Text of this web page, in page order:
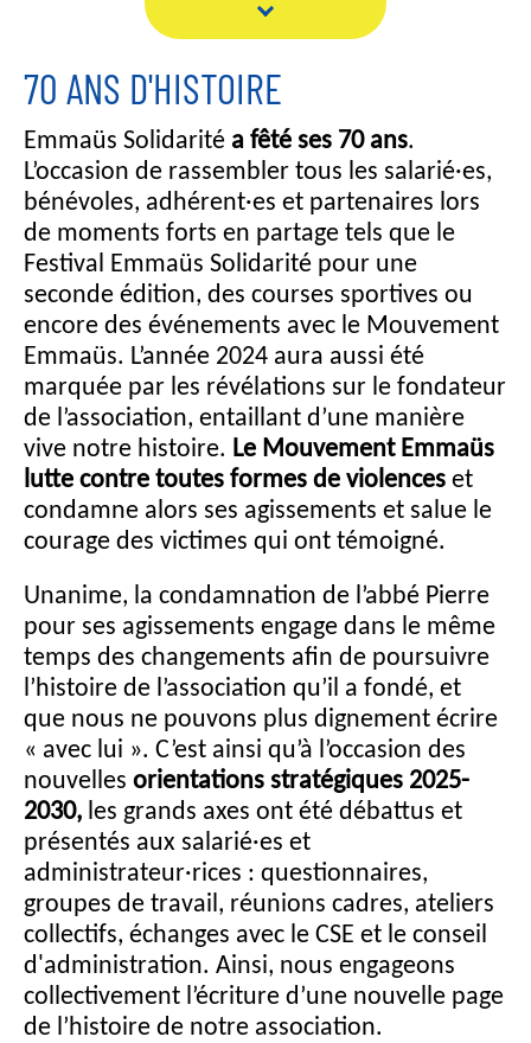
70 ANS D'HISTOIRE
Emmaüs Solidarité a fêté ses 70 ans.
L’occasion de rassembler tous les salarié·es,
bénévoles, adhérent·es et partenaires lors
de moments forts en partage tels que le
Festival Emmaüs Solidarité pour une
seconde édition, des courses sportives ou
encore des événements avec le Mouvement
Emmaüs. L’année 2024 aura aussi été
marquée par les révélations sur le fondateur
de l’association, entaillant d’une manière
vive notre histoire. Le Mouvement Emmaüs
lutte contre toutes formes de violenceset
condamne alors ses agissements et salue le
courage des victimes qui ont témoigné.
Unanime, la condamnation de l’abbé Pierre
pour ses agissements engage dans le même
temps des changements afin de poursuivre
l’histoire de l’association qu’il a fondé, et
que nous ne pouvons plus dignement écrire
« avec lui ». C’est ainsi qu’à l’occasion des
nouvelles orientations stratégiques 2025-
2030, les grands axes ont été débattus et
présentés aux salarié·es et
administrateur·rices : questionnaires,
groupes de travail, réunions cadres, ateliers
collectifs, échanges avec le CSE et le conseil
d'administration. Ainsi, nous engageons
collectivement l’écriture d’une nouvelle page
de l’histoire de notre association.